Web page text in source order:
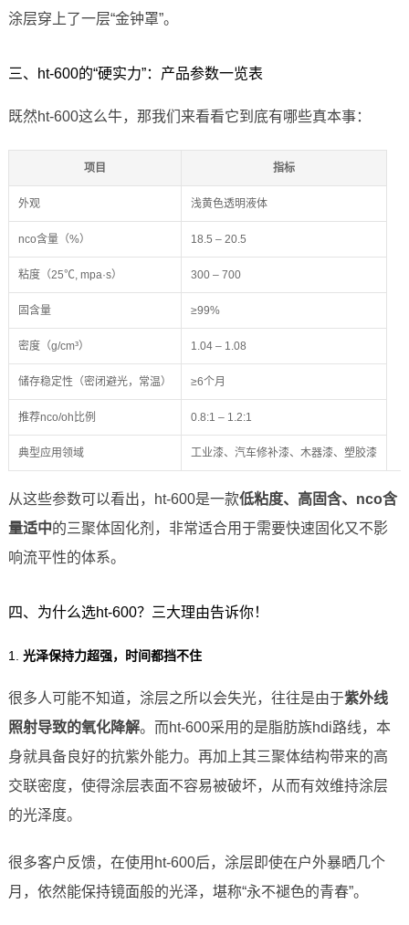
涂层穿上了一层“金钟罩”。
三、ht-600的“硬实力”：产品参数一览表
既然ht-600这么牛，那我们来看看它到底有哪些真本事：
项目 指标
外观 浅黄色透明液体
nco含量（%） 18.5 – 20.5
粘度（25℃, mpa·s） 300 – 700
固含量 ≥99%
密度（g/cm³） 1.04 – 1.08
储存稳定性（密闭避光，常温） ≥6个月
推荐nco/oh比例 0.8:1 – 1.2:1
典型应用领域 工业漆、汽车修补漆、木器漆、塑胶漆
从这些参数可以看出，ht-600是一款低粘度、高固含、nco含
量适中的三聚体固化剂，非常适合用于需要快速固化又不影
响流平性的体系。
四、为什么选ht-600？三大理由告诉你！
1. 光泽保持力超强，时间都挡不住
很多人可能不知道，涂层之所以会失光，往往是由于紫外线
照射导致的氧化降解。而ht-600采用的是脂肪族hdi路线，本
身就具备良好的抗紫外能力。再加上其三聚体结构带来的高
交联密度，使得涂层表面不容易被破坏，从而有效维持涂层
的光泽度。
很多客户反馈，在使用ht-600后，涂层即使在户外暴晒几个
月，依然能保持镜面般的光泽，堪称“永不褪色的青春”。